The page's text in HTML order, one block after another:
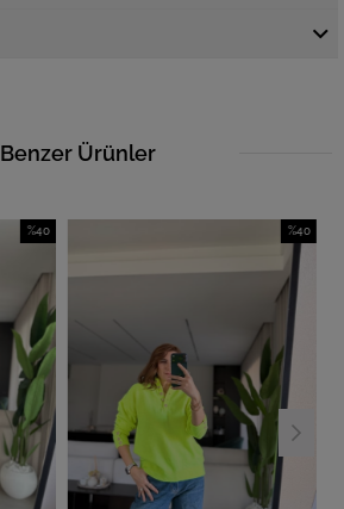
Benzer Ürünler